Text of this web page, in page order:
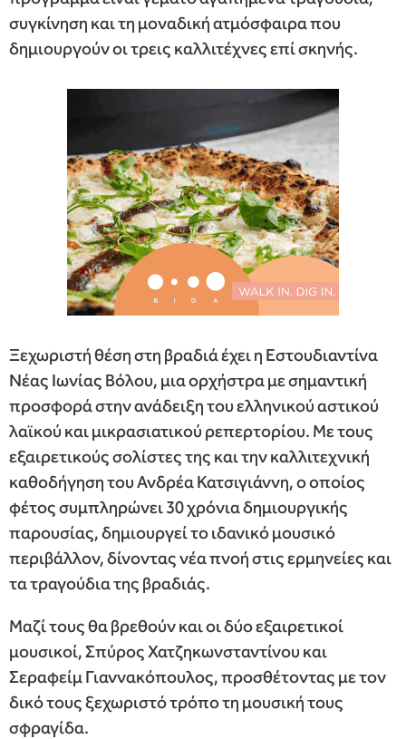
συγκίνηση και τη μοναδική ατμόσφαιρα που
δημιουργούν οι τρεις καλλιτέχνες επί σκηνής.
Ξεχωριστή θέση στη βραδιά έχει η Εστουδιαντίνα
Νέας Ιωνίας Βόλου, μια ορχήστρα με σημαντική
προσφορά στην ανάδειξη του ελληνικού αστικού
λαϊκού και μικρασιατικού ρεπερτορίου. Με τους
εξαιρετικούς σολίστες της και την καλλιτεχνική
καθοδήγηση του Ανδρέα Κατσιγιάννη, ο οποίος
φέτος συμπληρώνει 30 χρόνια δημιουργικής
παρουσίας, δημιουργεί το ιδανικό μουσικό
περιβάλλον, δίνοντας νέα πνοή στις ερμηνείες και
τα τραγούδια της βραδιάς.
Μαζί τους θα βρεθούν και οι δύο εξαιρετικοί
μουσικοί, Σπύρος Χατζηκωνσταντίνου και
Σεραφείμ Γιαννακόπουλος, προσθέτοντας με τον
δικό τους ξεχωριστό τρόπο τη μουσική τους
σφραγίδα.